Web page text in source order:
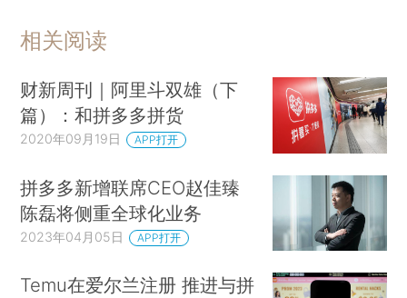
相关阅读
财新周刊｜阿里斗双雄（下
篇）：和拼多多拼货
2020年09月19日 APP打开
拼多多新增联席CEO赵佳臻
陈磊将侧重全球化业务
2023年04月05日 APP打开
Temu在爱尔兰注册 推进与拼